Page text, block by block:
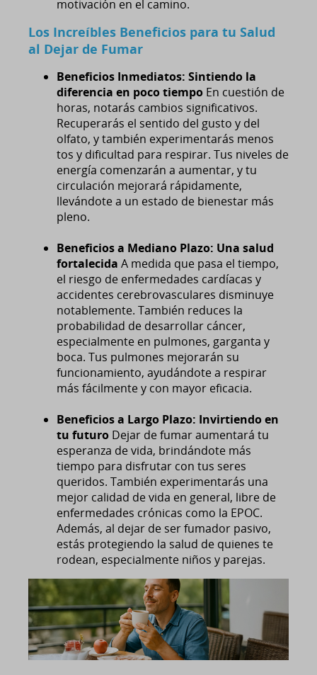
motivación en el camino.
Los Increíbles Beneficios para tu Salud
al Dejar de Fumar
Beneficios Inmediatos: Sintiendo la
diferencia en poco tiempo En cuestión de
horas, notarás cambios significativos.
Recuperarás el sentido del gusto y del
olfato, y también experimentarás menos
tos y dificultad para respirar. Tus niveles de
energía comenzarán a aumentar, y tu
circulación mejorará rápidamente,
llevándote a un estado de bienestar más
pleno.
Beneficios a Mediano Plazo: Una salud
fortalecida A medida que pasa el tiempo,
el riesgo de enfermedades cardíacas y
accidentes cerebrovasculares disminuye
notablemente. También reduces la
probabilidad de desarrollar cáncer,
especialmente en pulmones, garganta y
boca. Tus pulmones mejorarán su
funcionamiento, ayudándote a respirar
más fácilmente y con mayor eficacia.
Beneficios a Largo Plazo: Invirtiendo en
tu futuro Dejar de fumar aumentará tu
esperanza de vida, brindándote más
tiempo para disfrutar con tus seres
queridos. También experimentarás una
mejor calidad de vida en general, libre de
enfermedades crónicas como la EPOC.
Además, al dejar de ser fumador pasivo,
estás protegiendo la salud de quienes te
rodean, especialmente niños y parejas.